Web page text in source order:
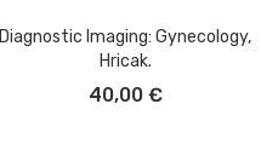
Diagnostic Imaging: Gynecology,
Hricak.
40,00 €